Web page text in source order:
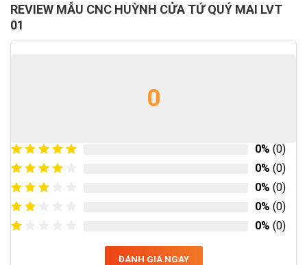
REVIEW MẪU CNC HUỲNH CỬA TỨ QUÝ MAI LVT
01
0
0% (0)
0% (0)
0% (0)
0% (0)
0% (0)
ĐÁNH GIÁ NGAY